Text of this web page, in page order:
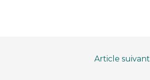
Article suivant